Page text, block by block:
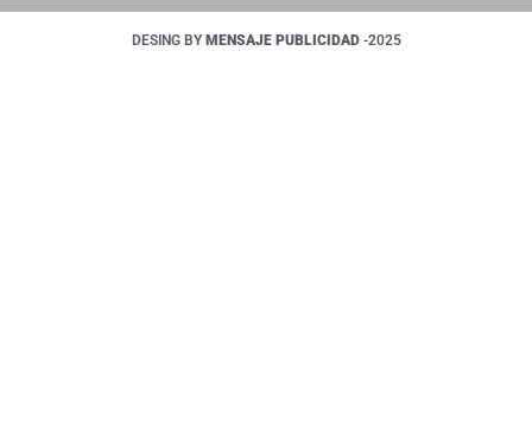
DESING BY MENSAJE PUBLICIDAD -2025